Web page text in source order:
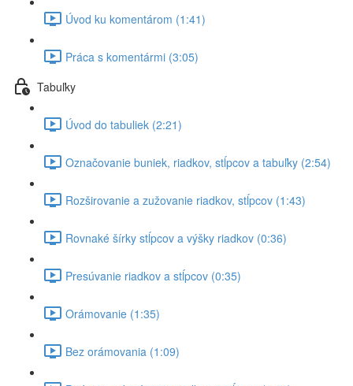
Úvod ku komentárom (1:41)
Práca s komentármi (3:05)
Tabuľky
Úvod do tabuliek (2:21)
Označovanie buniek, riadkov, stĺpcov a tabuľky (2:54)
Rozširovanie a zužovanie riadkov, stĺpcov (1:43)
Rovnaké šírky stĺpcov a výšky riadkov (0:36)
Presúvanie riadkov a stĺpcov (0:35)
Orámovanie (1:35)
Bez orámovania (1:09)